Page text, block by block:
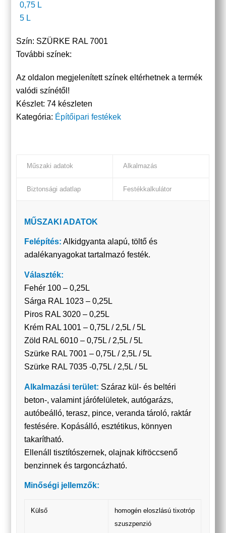
0,75 L
5 L
Szín: SZÜRKE RAL 7001
További színek:
Az oldalon megjelenített színek eltérhetnek a termék
valódi színétől!
Készlet:74 készleten
Kategória: Építőipari festékek
Műszaki adatok Alkalmazás
Biztonsági adatlap Festékkalkulátor
MŰSZAKI ADATOK
Felépítés: Alkidgyanta alapú, töltő és
adalékanyagokat tartalmazó festék.
Választék:
Fehér 100 – 0,25L
Sárga RAL 1023 – 0,25L
Piros RAL 3020 – 0,25L
Krém RAL 1001 – 0,75L / 2,5L / 5L
Zöld RAL 6010 – 0,75L / 2,5L / 5L
Szürke RAL 7001 – 0,75L / 2,5L / 5L
Szürke RAL 7035 -0,75L / 2,5L / 5L
Alkalmazási terület: Száraz kül- és beltéri
beton-, valamint járófelületek, autógarázs,
autóbeálló, terasz, pince, veranda tároló, raktár
festésére. Kopásálló, esztétikus, könnyen
takarítható.
Ellenáll tisztítószernek, olajnak kifröccsenő
benzinnek és targoncázható.
Minőségi jellemzők:
Külső
homogén eloszlású tixotróp
szuszpenzió